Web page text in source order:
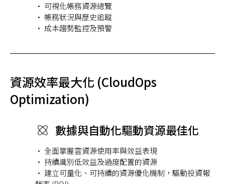
• 可視化帳務資源總覽
• 帳務狀況與歷史追蹤
• 成本趨勢監控及預警
資源效率最大化 (CloudOps
Optimization)
數據與自動化驅動資源最佳化
• 全面掌握雲資源使用率與效益表現
• 持續識別低效益及過度配置的資源
• 建立可量化、可持續的資源優化機制，驅動投資報